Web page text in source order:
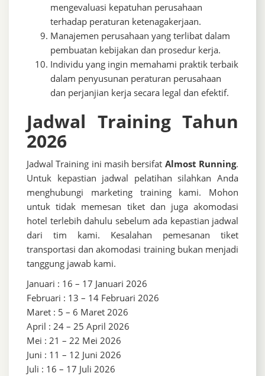
mengevaluasi kepatuhan perusahaan
terhadap peraturan ketenagakerjaan.
Manajemen perusahaan yang terlibat dalam
pembuatan kebijakan dan prosedur kerja.
Individu yang ingin memahami praktik terbaik
dalam penyusunan peraturan perusahaan
dan perjanjian kerja secara legal dan efektif.
Jadwal Training Tahun
2026
Jadwal Training ini masih bersifat Almost Running.
Untuk kepastian jadwal pelatihan silahkan Anda
menghubungi marketing training kami. Mohon
untuk tidak memesan tiket dan juga akomodasi
hotel terlebih dahulu sebelum ada kepastian jadwal
dari tim kami. Kesalahan pemesanan tiket
transportasi dan akomodasi training bukan menjadi
tanggung jawab kami.
Januari : 16 – 17 Januari 2026
Februari : 13 – 14 Februari 2026
Maret : 5 – 6 Maret 2026
April : 24 – 25 April 2026
Mei : 21 – 22 Mei 2026
Juni : 11 – 12 Juni 2026
Juli : 16 – 17 Juli 2026